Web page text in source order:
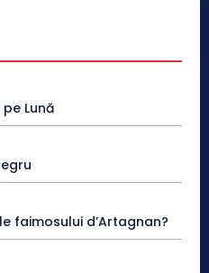
Lună
faimosului d’Artagnan?